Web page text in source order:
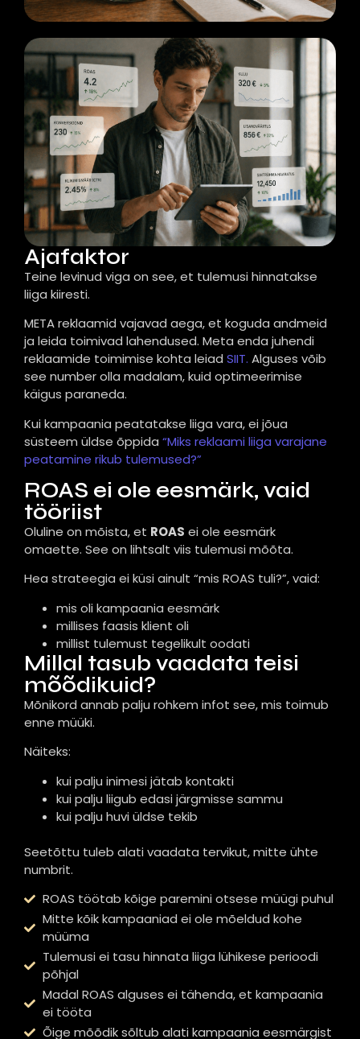
Ajafaktor
Teine levinud viga on see, et tulemusi hinnatakse
liiga kiiresti.
META reklaamid vajavad aega, et koguda andmeid
ja leida toimivad lahendused. Meta enda juhendi
reklaamide toimimise kohta leiad SIIT. Alguses võib
see number olla madalam, kuid optimeerimise
käigus paraneda.
Kui kampaania peatatakse liiga vara, ei jõua
süsteem üldse õppida “Miks reklaami liiga varajane
peatamine rikub tulemused?”
ROAS ei ole eesmärk, vaid
tööriist
Oluline on mõista, et ROAS ei ole eesmärk
omaette. See on lihtsalt viis tulemusi mõõta.
Hea strateegia ei küsi ainult “mis ROAS tuli?”, vaid:
mis oli kampaania eesmärk
millises faasis klient oli
millist tulemust tegelikult oodati
Millal tasub vaadata teisi
mõõdikuid?
Mõnikord annab palju rohkem infot see, mis toimub
enne müüki.
Näiteks:
kui palju inimesi jätab kontakti
kui palju liigub edasi järgmisse sammu
kui palju huvi üldse tekib
Seetõttu tuleb alati vaadata tervikut, mitte ühte
numbrit.
ROAS töötab kõige paremini otsese müügi puhul
Mitte kõik kampaaniad ei ole mõeldud kohe
müüma
Tulemusi ei tasu hinnata liiga lühikese perioodi
põhjal
Madal ROAS alguses ei tähenda, et kampaania
ei tööta
Õige mõõdik sõltub alati kampaania eesmärgist